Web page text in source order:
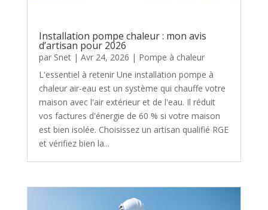
Installation pompe chaleur : mon avis
d’artisan pour 2026
par Snet| Avr 24, 2026 | Pompe à chaleur
L'essentiel à retenir Une installation pompe à
chaleur air-eau est un système qui chauffe votre
maison avec l'air extérieur et de l'eau. Il réduit
vos factures d'énergie de 60 % si votre maison
est bien isolée. Choisissez un artisan qualifié RGE
et vérifiez bien la...